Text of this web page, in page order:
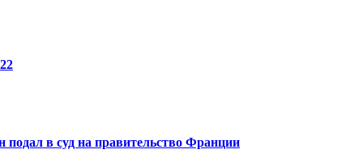
в суд на правительство Франции